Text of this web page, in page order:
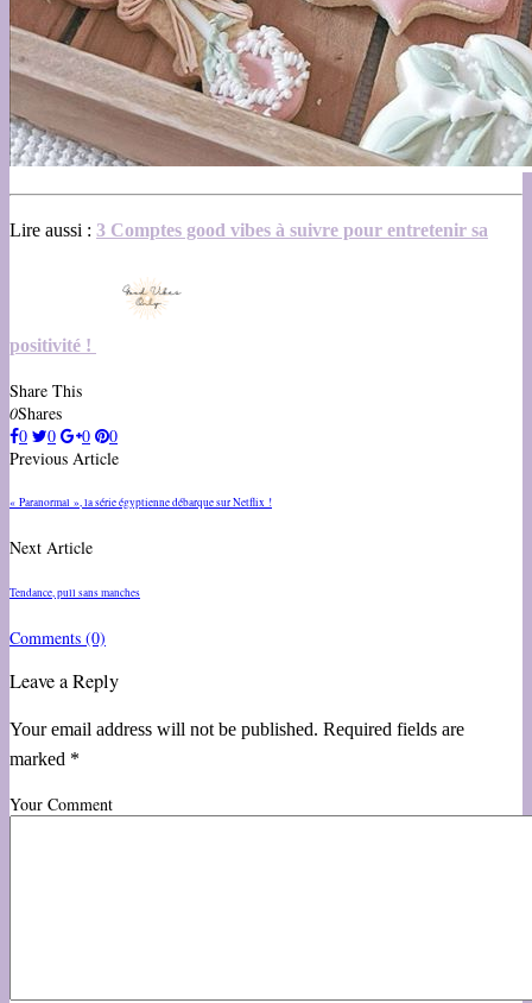
Lire aussi : 3 Comptes good vibes à suivre pour entretenir sa
positivité !
Share This
0Shares
0
0 0
0
Previous Article
« Paranormal », la série égyptienne débarque sur Netflix !
Next Article
Tendance, pull sans manches
Comments (0)
Leave a Reply
Your email address will not be published. Required fields are
marked *
Your Comment